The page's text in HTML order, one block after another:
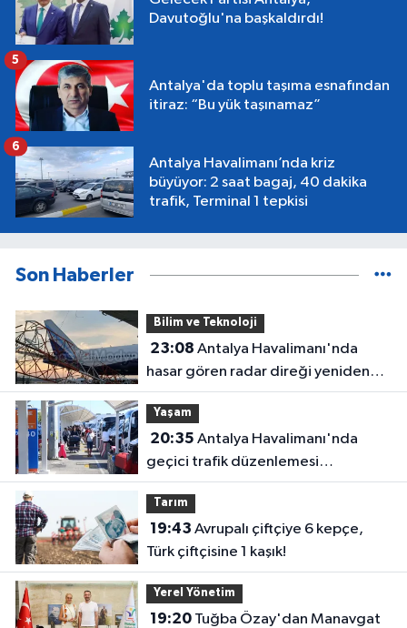
Davutoğlu'na başkaldırdı!
Antalya'da toplu taşıma esnafından
itiraz: “Bu yük taşınamaz”
5
Antalya Havalimanı’nda kriz
büyüyor: 2 saat bagaj, 40 dakika
trafik, Terminal 1 tepkisi
6
Son Haberler
Bilim ve Teknoloji
23:08
hasar gören radar direği yeniden
hizmette
Yaşam
20:35
geçici trafik düzenlemesi
uygulanacak! Yolculara uyarı
Tarım
19:43
Türk çiftçisine 1 kaşık!
Yerel Yönetim
19:20Tuğba Özay'dan Manavgat